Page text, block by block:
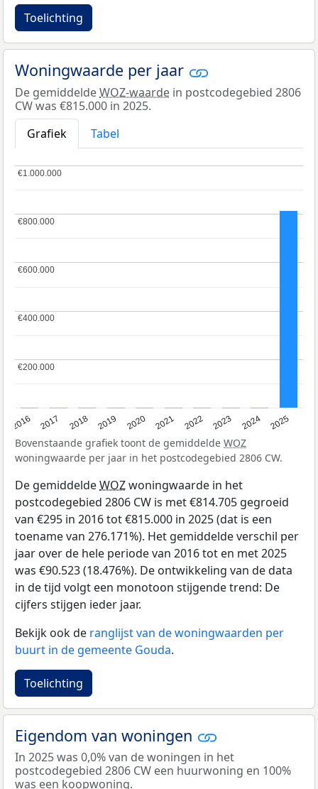
Toelichting
Woningwaarde per jaar
De gemiddeldeWOZ-waarde in postcodegebied 2806
CW was €815.000 in 2025.
Grafiek
Tabel
2016 2017 2018 2019 2020 2021 2022 2023 2024 2025
€200.000
€200.000
€400.000
€400.000
€600.000
€600.000
€800.000
€800.000
€1.000.000
€1.000.000
Bovenstaande grafiek toont de gemiddelde WOZ
woningwaarde per jaar in het postcodegebied 2806 CW.
De gemiddeldeWOZwoningwaarde in het
postcodegebied 2806 CW is met €814.705 gegroeid
van €295 in 2016 tot €815.000 in 2025 (dat is een
toename van 276.171%). Het gemiddelde verschil per
jaar over de hele periode van 2016 tot en met 2025
was €90.523 (18.476%). De ontwikkeling van de data
in de tijd volgt een monotoon stijgende trend: De
cijfers stijgen ieder jaar.
Bekijk ook de ranglijst van de woningwaarden per
buurt in de gemeente Gouda.
Toelichting
Eigendom van woningen
In 2025 was 0,0% van de woningen in het
postcodegebied 2806 CW een huurwoning en 100%
was een koopwoning.